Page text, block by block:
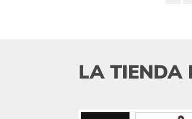
LA TIENDA